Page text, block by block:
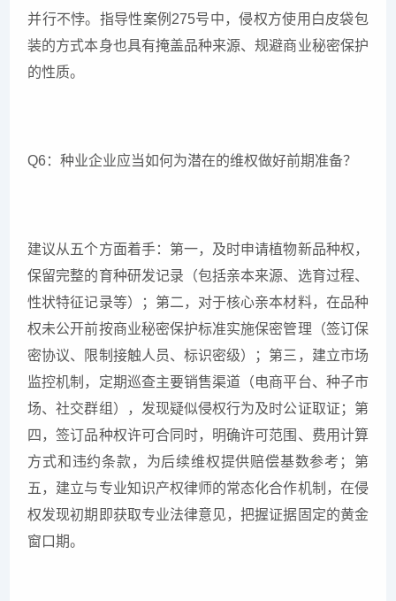
并行不悖。指导性案例275号中，侵权方使用白皮袋包
装的方式本身也具有掩盖品种来源、规避商业秘密保护
的性质。
Q6：种业企业应当如何为潜在的维权做好前期准备？
建议从五个方面着手：第一，及时申请植物新品种权，
保留完整的育种研发记录（包括亲本来源、选育过程、
性状特征记录等）；第二，对于核心亲本材料，在品种
权未公开前按商业秘密保护标准实施保密管理（签订保
密协议、限制接触人员、标识密级）；第三，建立市场
监控机制，定期巡查主要销售渠道（电商平台、种子市
场、社交群组），发现疑似侵权行为及时公证取证；第
四，签订品种权许可合同时，明确许可范围、费用计算
方式和违约条款，为后续维权提供赔偿基数参考；第
五，建立与专业知识产权律师的常态化合作机制，在侵
权发现初期即获取专业法律意见，把握证据固定的黄金
窗口期。